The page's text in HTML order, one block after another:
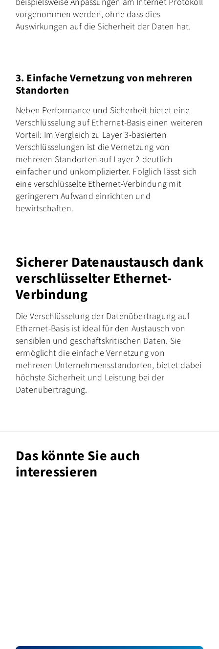
vorgenommen werden, ohne dass dies
Auswirkungen auf die Sicherheit der Daten hat.
3. Einfache Vernetzung von mehreren
Standorten
Neben Performance und Sicherheit bietet eine
Verschlüsselung auf Ethernet-Basis einen weiteren
Vorteil: Im Vergleich zu Layer 3-basierten
Verschlüsselungen ist die Vernetzung von
mehreren Standorten auf Layer 2 deutlich
einfacher und unkomplizierter. Folglich lässt sich
eine verschlüsselte Ethernet-Verbindung mit
geringerem Aufwand einrichten und
bewirtschaften.
Sicherer Datenaustausch dank
verschlüsselter Ethernet-
Verbindung
Die Verschlüsselung der Datenübertragung auf
Ethernet-Basis ist ideal für den Austausch von
sensiblen und geschäftskritischen Daten. Sie
ermöglicht die einfache Vernetzung von
mehreren Unternehmensstandorten, bietet dabei
höchste Sicherheit und Leistung bei der
Datenübertragung.
Das könnte Sie auch
interessieren